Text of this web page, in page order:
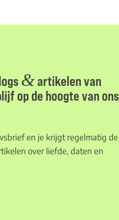
&artikelen van
op de hoogte van ons
en je krijgt regelmatig de
over liefde, daten en